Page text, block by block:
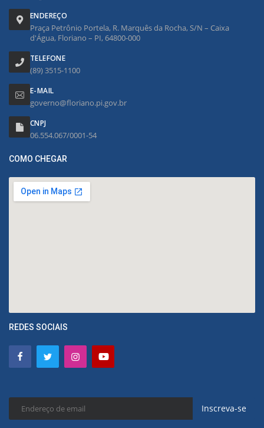
ENDEREÇO
Praça Petrônio Portela, R. Marquês da Rocha, S/N – Caixa
d'Água, Floriano – PI, 64800-000
TELEFONE
(89) 3515-1100
E-MAIL
governo@floriano.pi.gov.br
CNPJ
06.554.067/0001-54
COMO CHEGAR
REDES SOCIAIS
Inscreva-se